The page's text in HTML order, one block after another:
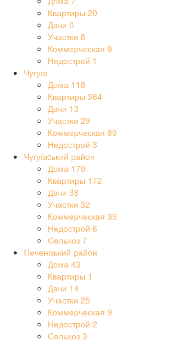
Квартиры 20
Дачи 0
Участки 8
Коммерческая 9
Недострой 1
Чугуїв
Дома 118
Квартиры 364
Дачи 13
Участки 29
Коммерческая 89
Недострой 3
Чугуївcький район
Дома 179
Квартиры 172
Дачи 38
Участки 32
Коммерческая 39
Недострой 6
Сельхоз 7
Печенізький район
Дома 43
Квартиры 1
Дачи 14
Участки 25
Коммерческая 9
Недострой 2
Сельхоз 3